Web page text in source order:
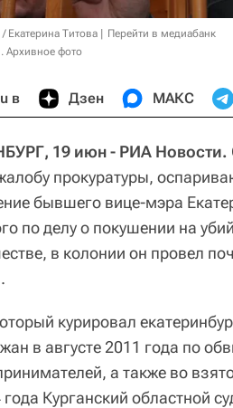
Екатерина Титова
Перейти в медиабанк
Архивное фото
в Дзен МАКС
19 июн - РИА Новости.
прокуратуры,
бывшего вице-мэра
по делу о покушении на
в колонии он провел
курировал
в августе 2011 года по
а также во
Курганский областной